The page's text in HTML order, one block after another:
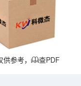
参考， 查PDF